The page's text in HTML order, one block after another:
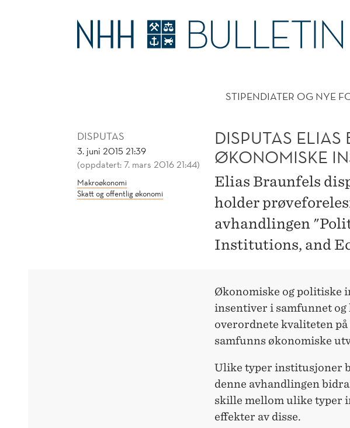
DISPUTAS
ØKONOMISKE
INSTITUSJONER
STIPENDIATER OG NYE
DISPUTAS
3. juni 2015 21:39
(oppdatert: 7. mars 2016 21:44)
Makroøkonomi
Skatt og offentlig økonomi
DISPUTAS
ØKONOMISKE
Elias Braunfels
holder
avhandlingen
Institutions, and
Økonomiske og politiske
insentiver i samfunnet og
overordnete kvaliteten
samfunns økonomiske
Ulike typer institusjoner
denne avhandlingen
skille mellom ulike typer
effekter av disse.